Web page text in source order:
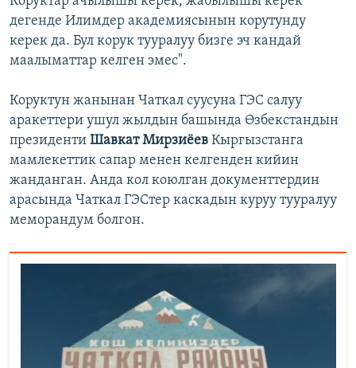
дегенде Илимдер академиясынын корутунду
керек да. Бул корук тууралуу бизге эч кандай
маалыматтар келген эмес".
Коруктун жанынан Чаткал суусуна ГЭС салуу
аракеттери ушул жылдын башында Өзбекстандын
президенти Шавкат Мирзиёев Кыргызстанга
мамлекеттик сапар менен келгенден кийин
жанданган. Анда кол коюлган документтердин
арасында Чаткал ГЭСтер каскадын куруу тууралуу
меморандум болгон.